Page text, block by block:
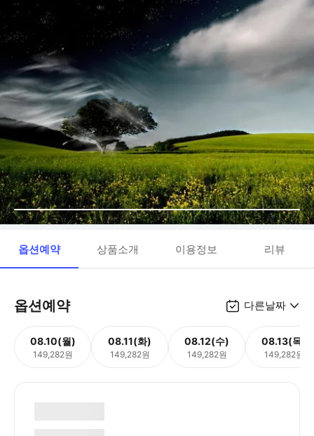
옵션예약 상품소개 이용정보 리뷰
옵션예약 다른날짜
08.10(월)
149,282원
08.11(화)
149,282원
08.12(수)
149,282원
08.13(목)
149,282원